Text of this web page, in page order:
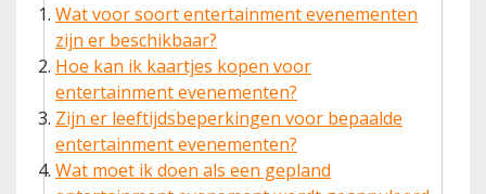
Wat voor soort entertainment evenementen
zijn er beschikbaar?
Hoe kan ik kaartjes kopen voor
entertainment evenementen?
Zijn er leeftijdsbeperkingen voor bepaalde
entertainment evenementen?
Wat moet ik doen als een gepland